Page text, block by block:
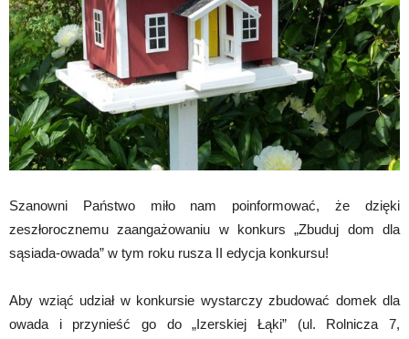
Szanowni Państwo miło nam poinformować, że dzięki
zeszłorocznemu zaangażowaniu w konkurs „Zbuduj dom dla
sąsiada-owada” w tym roku rusza II edycja konkursu!
Aby wziąć udział w konkursie wystarczy zbudować domek dla
owada i przynieść go do „Izerskiej Łąki” (ul. Rolnicza 7,